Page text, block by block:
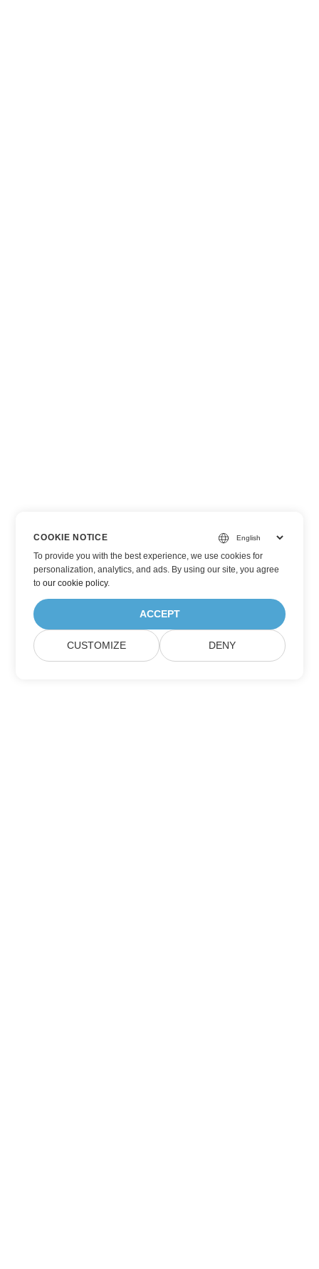
COOKIE NOTICE
To provide you with the best experience, we use cookies for
personalization, analytics, and ads. By using our site, you agree
toour cookie policy.
ACCEPT
CUSTOMIZE DENY